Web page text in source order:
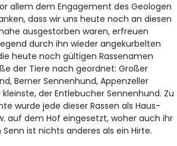
allem dem Engagement des Geologen
dass wir uns heute noch an diesen
ausgestorben waren, erfreuen
durch ihn wieder angekurbelten
heute noch gültigen Rassenamen
der Tiere nach geordnet: Großer
Berner Sennenhund, Appenzeller
der Entlebucher Sennenhund. Zu
wurde jede dieser Rassen als Haus-
auf dem Hof eingesetzt, woher auch ihr
ist nichts anderes als ein Hirte.